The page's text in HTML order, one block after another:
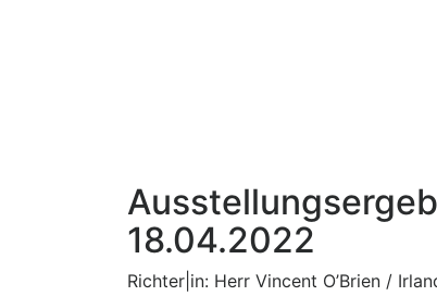
18.04.2022
Richter|in: Herr Vincent O’Brien /